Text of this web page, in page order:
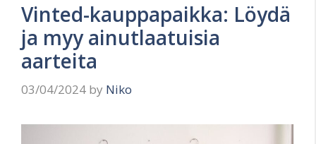
Vinted-kauppapaikka: Löydä
ja myy ainutlaatuisia
aarteita
03/04/2024 by Niko